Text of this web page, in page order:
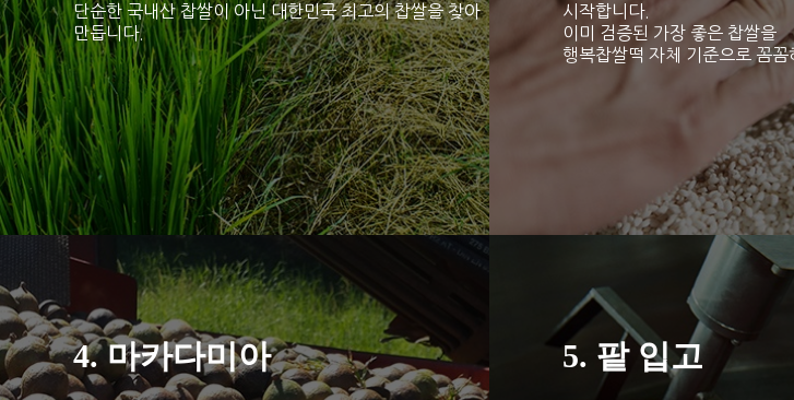
단순한 국내산 찹쌀이 아닌 대한민국 최고의 찹쌀을 찾아
만듭니다.
시작합니다.
이미 검증된 가장 좋은 찹쌀을
행복찹쌀떡 자체 기준으로 꼼
4. 마카다미아 5. 팥 입고